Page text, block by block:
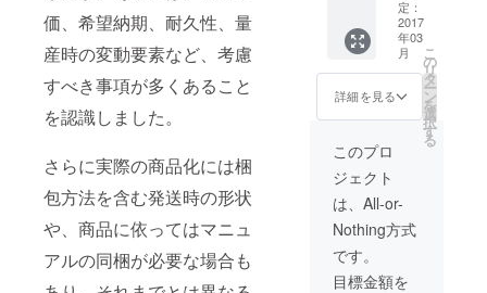
価、希望納期、耐久性、量
産時の変動要素など、考慮
すべき事項が多くあること
を認識しました。
さらに実際の商品化には梱
包方法を含む発送時の形状
や、商品に依ってはマニュ
アルの同梱が必要な場合も
りま
す。
いま
す。 通
常、マ
ニホー
ルドは
アルミ
などの
金属材
料で作
られま
すが、
今回は
ること
体の代
表作で
あるペ
ンロー
ズ三角
形の変
形版
「A」
を、ス
テンレ
スで制
作しま
す。 実
現不可
の錯覚
定：
2017
年03
月
詳細を見る
こ
の
リ
タ
ー
ン
を
選
択
す
る
このプロ
ジェクト
は、All-or-
Nothing方式
です。
目標金額を